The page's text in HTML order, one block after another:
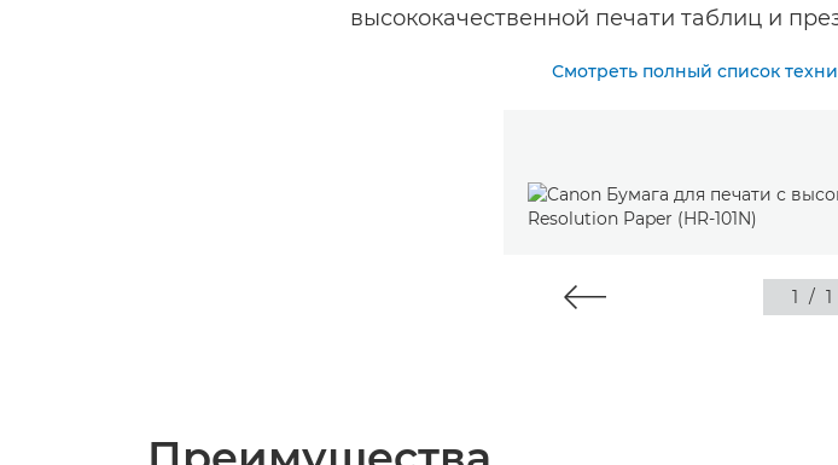
высококачественной печати таблиц и
Смотреть полный список
1 / 1